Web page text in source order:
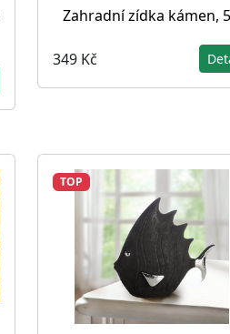
Zahradní zídka kámen,
349 Kč
TOP